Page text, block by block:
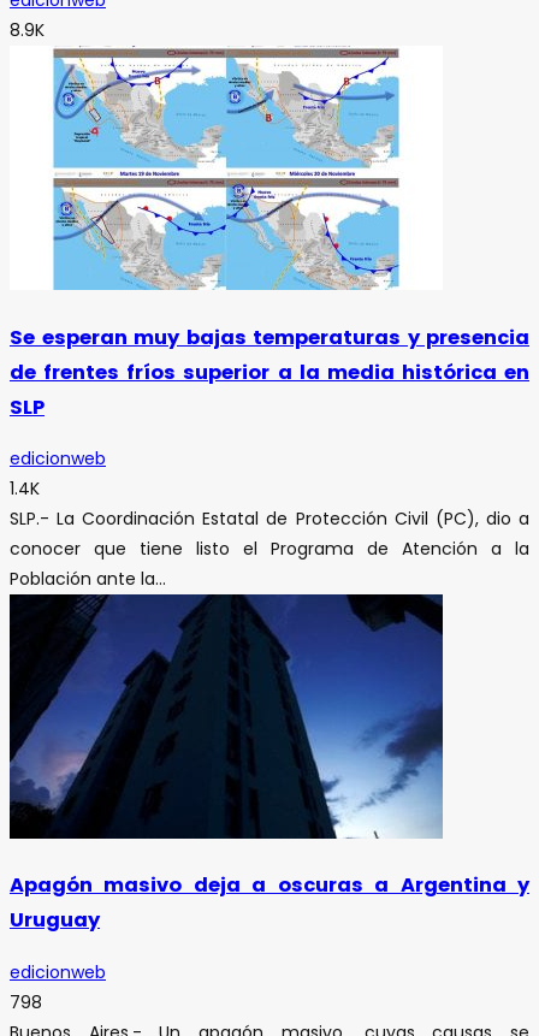
8.9K
Se esperan muy bajas temperaturas y presencia
de frentes fríos superior a la media histórica en
SLP
edicionweb
1.4K
SLP.- La Coordinación Estatal de Protección Civil (PC), dio a
conocer que tiene listo el Programa de Atención a la
Población ante la...
Apagón masivo deja a oscuras a Argentina y
Uruguay
edicionweb
798